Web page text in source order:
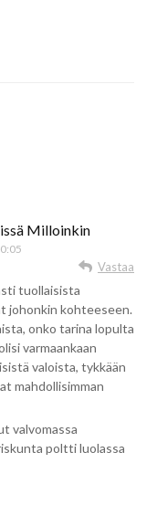
Milloinkin
Vastaa
tuollaisista
johonkin kohteeseen.
onko tarina lopulta
varmaankaan
valoista, tykkään
mahdollisimman
valvomassa
poltti luolassa